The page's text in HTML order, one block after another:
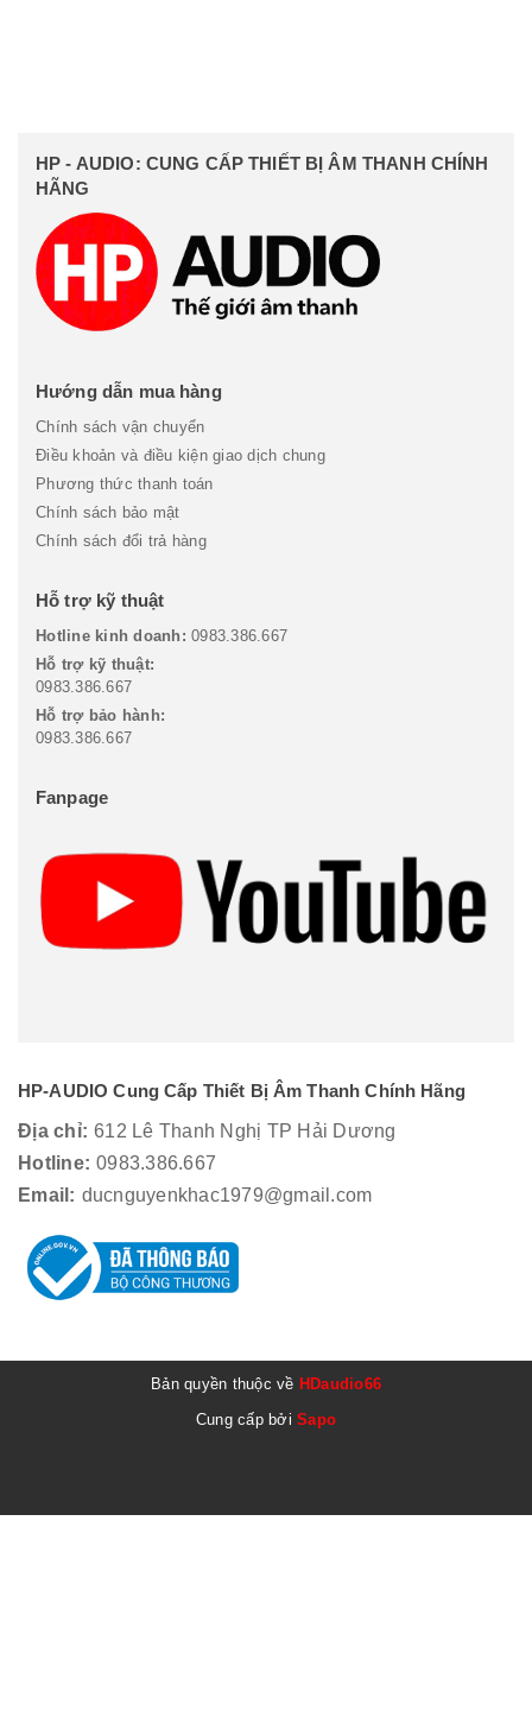
HP - AUDIO: CUNG CẤP THIẾT BỊ ÂM THANH CHÍNH
HÃNG
Hướng dẫn mua hàng
Chính sách vận chuyển
Điều khoản và điều kiện giao dịch chung
Phương thức thanh toán
Chính sách bảo mật
Chính sách đổi trả hàng
Hỗ trợ kỹ thuật
Hotline kinh doanh: 0983.386.667
Hỗ trợ kỹ thuật:
0983.386.667
Hỗ trợ bảo hành:
0983.386.667
Fanpage
HP-AUDIO Cung Cấp Thiết Bị Âm Thanh Chính Hãng
Địa chỉ: 612 Lê Thanh Nghị TP Hải Dương
Hotline: 0983.386.667
Email: ducnguyenkhac1979@gmail.com
Bản quyền thuộc về HDaudio66
Cung cấp bởiSapo